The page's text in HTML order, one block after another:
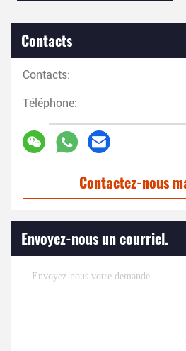
Contacts
Contacts:
Téléphone:
Contactez-nous
Envoyez-nous un courriel.